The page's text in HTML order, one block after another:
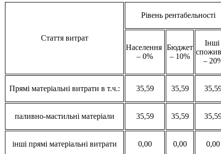
Стаття витрат
Рівень рентабельності
Населення
– 0%
Бюджет
– 10%
Інші
–
Прямі матеріальні витрати в т.ч.: 35,59 35,59
паливно-мастильні матеріали 35,59 35,59
інші прямі матеріальні витрати 0,00 0,00 0,00